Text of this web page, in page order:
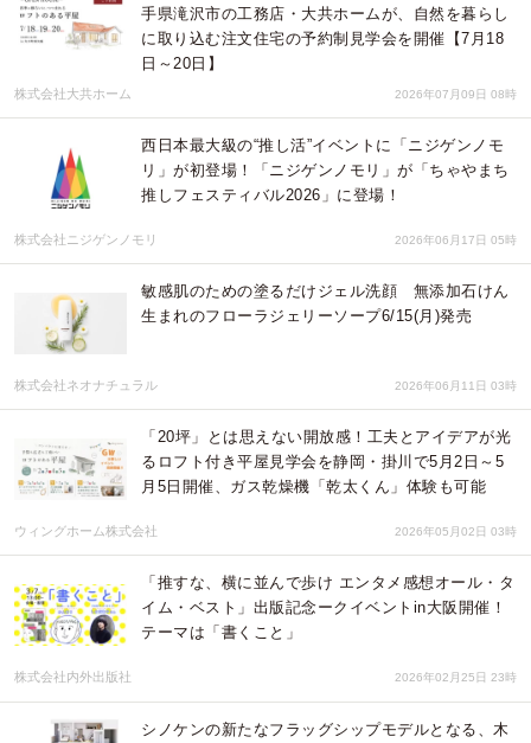
手県滝沢市の工務店・大共ホームが、自然を暮らし
に取り込む注文住宅の予約制見学会を開催【7月18
日～20日】
株式会社大共ホーム 2026年07月09日 08時
西日本最大級の“推し活”イベントに「ニジゲンノモ
リ」が初登場！「ニジゲンノモリ」が「ちゃやまち
推しフェスティバル2026」に登場！
株式会社ニジゲンノモリ 2026年06月17日 05時
敏感肌のための塗るだけジェル洗顔 無添加石けん
生まれのフローラジェリーソープ6/15(月)発売
株式会社ネオナチュラル 2026年06月11日 03時
「20坪」とは思えない開放感！工夫とアイデアが光
るロフト付き平屋見学会を静岡・掛川で5月2日～5
月5日開催、ガス乾燥機「乾太くん」体験も可能
ウィングホーム株式会社 2026年05月02日 03時
「推すな、横に並んで歩け エンタメ感想オール・タ
イム・ベスト」出版記念ークイベントin大阪開催！
テーマは「書くこと」
株式会社内外出版社 2026年02月25日 23時
シノケンの新たなフラッグシップモデルとなる、木